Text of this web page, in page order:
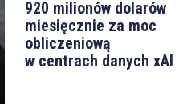
920 milionów dolarów
miesięcznie za moc
obliczeniową
w centrach danych xAI